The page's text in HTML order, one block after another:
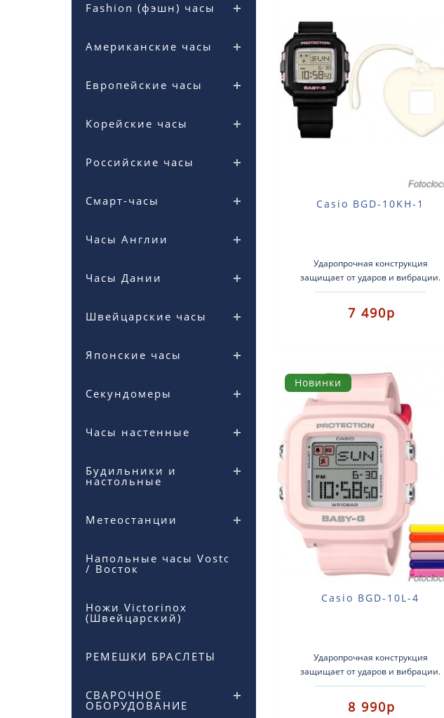
Fashion (фэшн) часы
Американские часы
Европейские часы
Корейские часы
Российские часы
Смарт-часы
Часы Англии
Часы Дании
Швейцарские часы
Японские часы
Секундомеры
Часы настенные
Будильники и
настольные
Метеостанции
Напольные часы Vostok
/ Восток
Ножи Victorinox
(Швейцарский)
РЕМЕШКИ БРАСЛЕТЫ
СВАРОЧНОЕ
ОБОРУДОВАНИЕ
Casio BGD-10KH-1
Ударопрочная конструкция
защищает от ударов и вибрации.
Этот комплект Baby-G+ можно носить
двумя способами: к..
7 490р
Новинки
Casio BGD-10L-4
Ударопрочная конструкция
защищает от ударов и вибрации.
Корпус этой модели изготовлен из
смолы. Когда в..
8 990р